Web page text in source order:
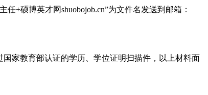
+硕博英才网shuobojob.cn”为文件名发送到邮箱：
家教育部认证的学历、学位证明扫描件，以上材料面